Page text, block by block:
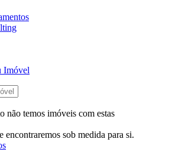
Imóvel
não temos imóveis com estas
encontraremos sob medida para si.